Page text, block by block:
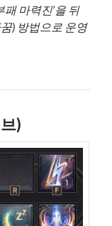
패 마력진’을 뒤
) 방법으로 운영
)